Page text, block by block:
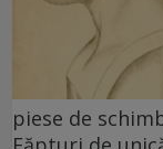
piese de